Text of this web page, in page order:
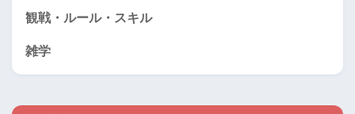
観戦・ルール・スキル
雑学